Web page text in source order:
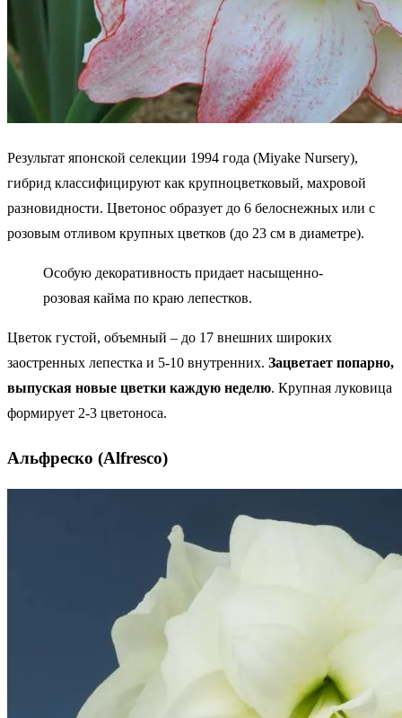
Результат японской селекции 1994 года (Miyake Nursery),
гибрид классифицируют как крупноцветковый, махровой
разновидности. Цветонос образует до 6 белоснежных или с
розовым отливом крупных цветков (до 23 см в диаметре).
Особую декоративность придает насыщенно-
розовая кайма по краю лепестков.
Цветок густой, объемный – до 17 внешних широких
заостренных лепестка и 5-10 внутренних. Зацветает попарно,
выпуская новые цветки каждую неделю. Крупная луковица
формирует 2-3 цветоноса.
Альфреско (Alfresco)